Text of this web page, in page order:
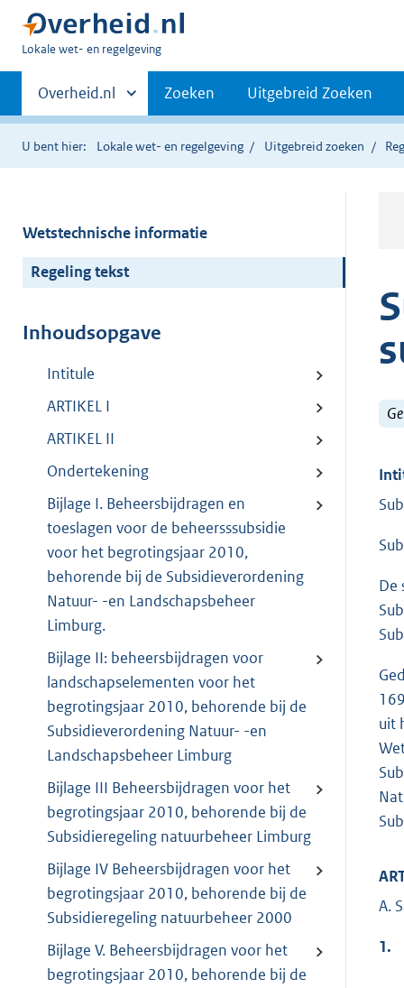
U
hier:
Lokale wet- en regelgeving
Primaire
navigatie
Andere
sites
binnen
Overheid.nl Zoeken Uitgebreid Zoeken
U bent hier: Lokale wet- en regelgeving Uitgebreid zoeken
Wetstechnische informatie
Regeling tekst
Inhoudsopgave
Intitule
ARTIKEL I
ARTIKEL II
Ondertekening
Bijlage I. Beheersbijdragen en
toeslagen voor de beheersssubsidie
voor het begrotingsjaar 2010,
behorende bij de Subsidieverordening
Natuur- -en Landschapsbeheer
Limburg.
Bijlage II: beheersbijdragen voor
landschapselementen voor het
begrotingsjaar 2010, behorende bij de
Subsidieverordening Natuur- -en
Landschapsbeheer Limburg
Bijlage III Beheersbijdragen voor het
begrotingsjaar 2010, behorende bij de
Subsidieregeling natuurbeheer Limburg
Bijlage IV Beheersbijdragen voor het
begrotingsjaar 2010, behorende bij de
Subsidieregeling natuurbeheer 2000
Bijlage V. Beheersbijdragen voor het
begrotingsjaar 2010, behorende bij de
De
uit
A.
1.